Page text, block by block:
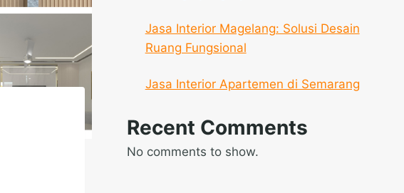
Jasa Interior Magelang: Solusi Desain
Ruang Fungsional
Jasa Interior Apartemen di Semarang
Recent Comments
No comments to show.